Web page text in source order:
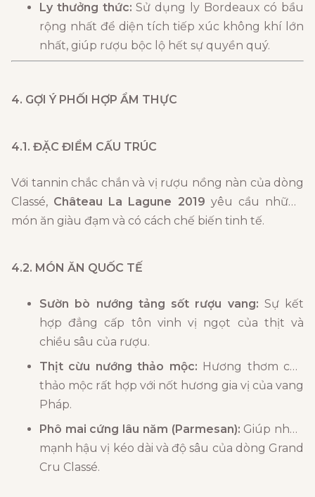
Ly thưởng thức: Sử dụng ly Bordeaux có bầu
rộng nhất để diện tích tiếp xúc không khí lớn
nhất, giúp rượu bộc lộ hết sự quyền quý.
4. GỢI Ý PHỐI HỢP ẨM THỰC
4.1. ĐẶC ĐIỂM CẤU TRÚC
Với tannin chắc chắn và vị rượu nồng nàn của dòng
Classé, Château La Lagune 2019 yêu cầu những
món ăn giàu đạm và có cách chế biến tinh tế.
4.2. MÓN ĂN QUỐC TẾ
Sườn bò nướng tảng sốt rượu vang: Sự kết
hợp đẳng cấp tôn vinh vị ngọt của thịt và
chiều sâu của rượu.
Thịt cừu nướng thảo mộc: Hương thơm của
thảo mộc rất hợp với nốt hương gia vị của vang
Pháp.
Phô mai cứng lâu năm (Parmesan): Giúp nhấn
mạnh hậu vị kéo dài và độ sâu của dòng Grand
Cru Classé.